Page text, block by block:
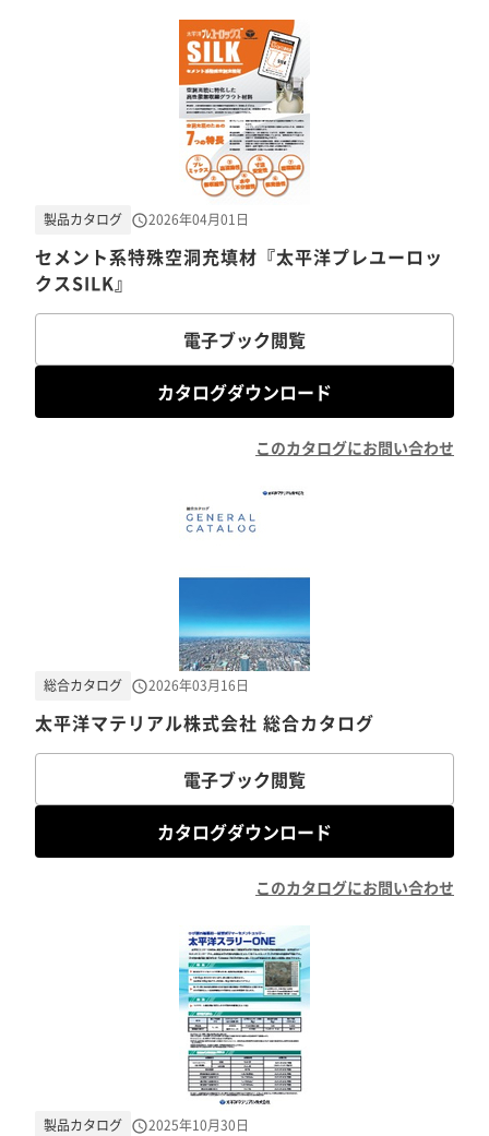
セメント系特殊空洞充填材『太平洋プレユーロッ
クスSILK』
製品カタログ 2026年04月01日
電子ブック閲覧
カタログダウンロード
このカタログにお問い合わせ
太平洋マテリアル株式会社 総合カタログ
総合カタログ 2026年03月16日
電子ブック閲覧
カタログダウンロード
このカタログにお問い合わせ
製品カタログ 2025年10月30日